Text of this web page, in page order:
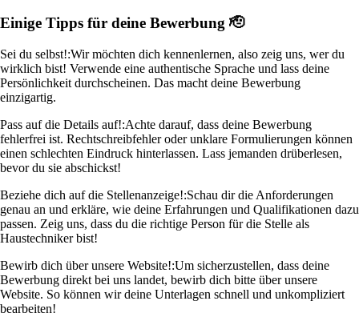
Einige Tipps für deine Bewerbung 🫡
Sei du selbst!:Wir möchten dich kennenlernen, also zeig uns, wer du
wirklich bist! Verwende eine authentische Sprache und lass deine
Persönlichkeit durchscheinen. Das macht deine Bewerbung
einzigartig.
Pass auf die Details auf!:Achte darauf, dass deine Bewerbung
fehlerfrei ist. Rechtschreibfehler oder unklare Formulierungen können
einen schlechten Eindruck hinterlassen. Lass jemanden drüberlesen,
bevor du sie abschickst!
Beziehe dich auf die Stellenanzeige!:Schau dir die Anforderungen
genau an und erkläre, wie deine Erfahrungen und Qualifikationen dazu
passen. Zeig uns, dass du die richtige Person für die Stelle als
Haustechniker bist!
Bewirb dich über unsere Website!:Um sicherzustellen, dass deine
Bewerbung direkt bei uns landet, bewirb dich bitte über unsere
Website. So können wir deine Unterlagen schnell und unkompliziert
bearbeiten!